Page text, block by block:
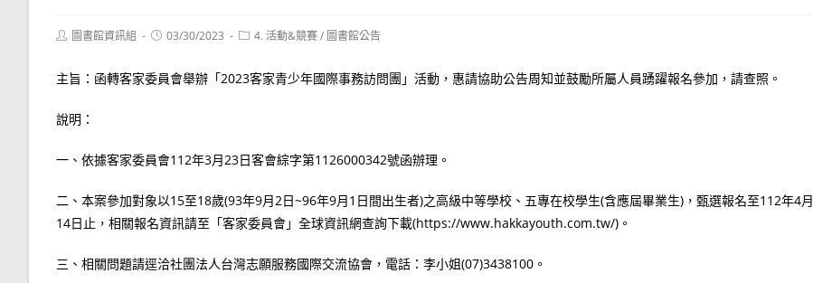
Post圖書館資訊組
Post03/30/2023
Post4. 活動&競賽/ 圖書館公告
主旨：函轉客家委員會舉辦「2023客家青少年國際事務訪問團」活動，惠請協助公告周知並鼓勵所屬人員踴躍報名參加，請查照。
說明：
一、依據客家委員會112年3月23日客會綜字第1126000342號函辦理。
二、本案參加對象以15至18歲(93年9月2日~96年9月1日間出生者)之高級中等學校、五專在校學生(含應屆畢業生)，甄選報名至112年4月
14日止，相關報名資訊請至「客家委員會」全球資訊網查詢下載(https://www.hakkayouth.com.tw/)。
三、相關問題請逕洽社團法人台灣志願服務國際交流協會，電話：李小姐(07)3438100。